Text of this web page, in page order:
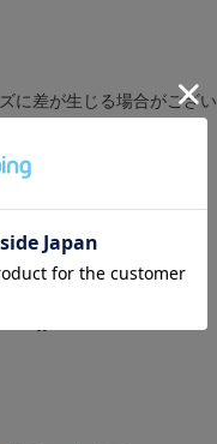
に差が生じる場合がござい
れる場合がございます。
質マークに従ってくださ
Home Replica
メジャーリーグ 大リ